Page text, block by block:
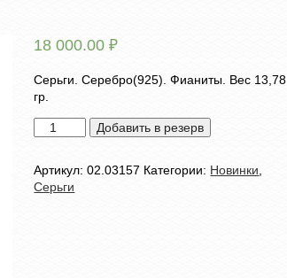
18 000.00₽
Серьги. Серебро(925). Фианиты. Вес 13,78
гр.
Количество
товара
Добавить в резерв
Артикул:02.03157 Категории: Новинки
Серьги